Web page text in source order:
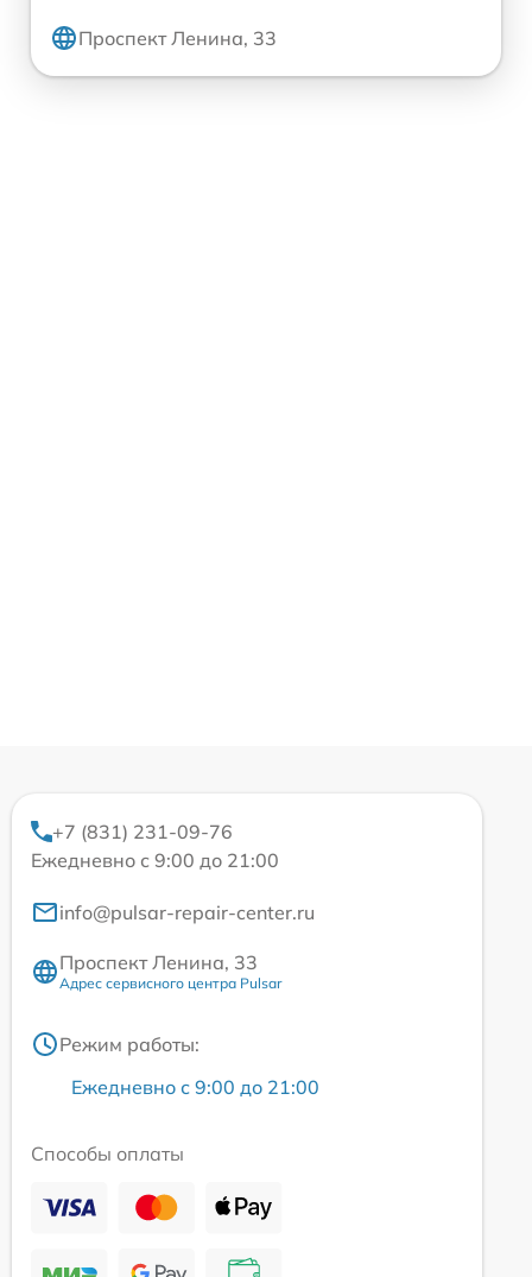
Проспект Ленина, 33
+7 (831) 231-09-76
Ежедневно с 9:00 до 21:00
info@pulsar-repair-center.ru
Проспект Ленина, 33
Адрес сервисного центра Pulsar
Режим работы:
Ежедневно с 9:00 до 21:00
Способы оплаты